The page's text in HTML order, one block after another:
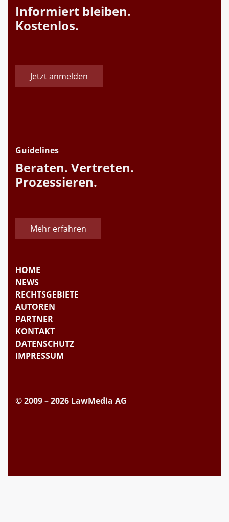
Informiert bleiben.
Kostenlos.
Jetzt anmelden
Guidelines
Beraten. Vertreten.
Prozessieren.
Mehr erfahren
HOME
NEWS
RECHTSGEBIETE
AUTOREN
PARTNER
KONTAKT
DATENSCHUTZ
IMPRESSUM
© 2009 – 2026 LawMedia AG